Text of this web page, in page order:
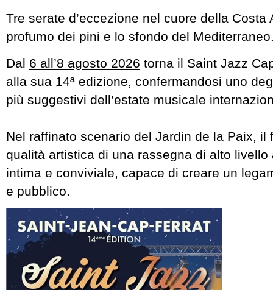
Tre serate d’eccezione nel cuore della Costa
profumo dei pini e lo sfondo del
Dal 6 all’8 agosto 2026 torna il Saint Jazz
alla sua 14ª edizione, confermandosi uno
più suggestivi dell’estate musicale
Nel raffinato scenario del Jardin de la Paix, il
qualità artistica di una rassegna di alto livello
intima e conviviale, capace di creare un
e pubblico.